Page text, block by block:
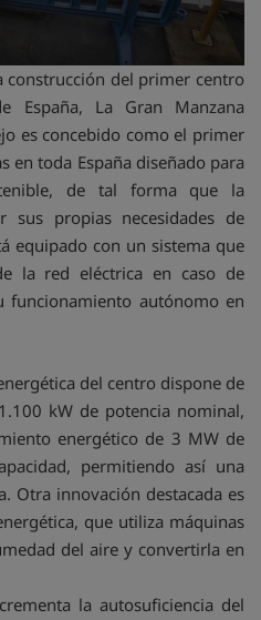
construcción del primer centro
España, La Gran Manzana
es concebido como el primer
en toda España diseñado para
de tal forma que la
sus propias necesidades de
equipado con un sistema que
la red eléctrica en caso de
funcionamiento autónomo en
del centro dispone de
kW de potencia nominal,
energético de 3 MW de
permitiendo así una
Otra innovación destacada es
que utiliza máquinas
del aire y convertirla en
la autosuficiencia del